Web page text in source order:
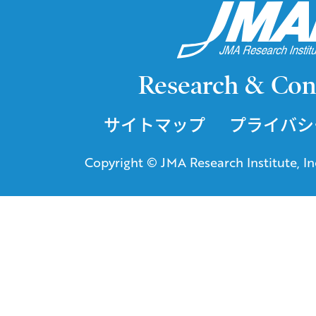
Research &
サイトマップ プライバ
Copyright © JMA Research Institute,